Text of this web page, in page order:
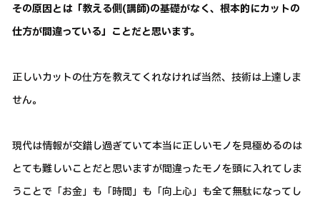
その原因とは「教える側(講師)の基礎がなく、根本的にカットの
仕方が間違っている」ことだと思います。
正しいカットの仕方を教えてくれなければ当然、技術は上達しま
せん。
現代は情報が交錯し過ぎていて本当に正しいモノを見極めるのは
とても難しいことだと思いますが間違ったモノを頭に入れてしま
うことで「お金」も「時間」も「向上心」も全て無駄になってし